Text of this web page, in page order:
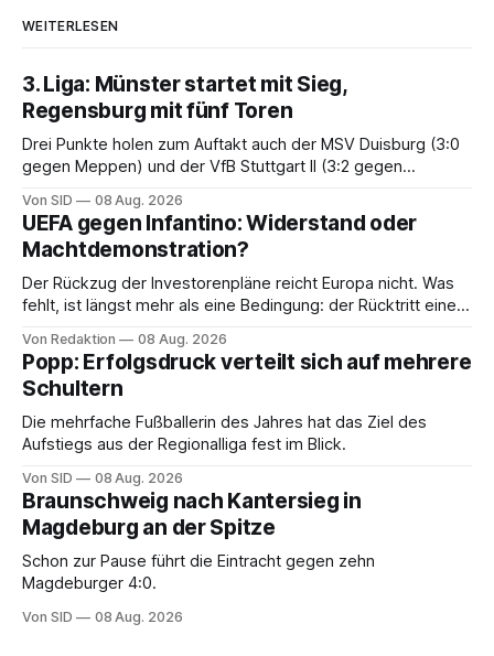
WEITERLESEN
3. Liga: Münster startet mit Sieg,
Regensburg mit fünf Toren
Drei Punkte holen zum Auftakt auch der MSV Duisburg (3:0
gegen Meppen) und der VfB Stuttgart II (3:2 gegen
Von SID 08 Aug. 2026
UEFA gegen Infantino: Widerstand oder
Machtdemonstration?
Der Rückzug der Investorenpläne reicht Europa nicht. Was
fehlt, ist längst mehr als eine Bedingung: der Rücktritt eines
Von Redaktion 08 Aug. 2026
Popp: Erfolgsdruck verteilt sich auf mehrere
Schultern
Die mehrfache Fußballerin des Jahres hat das Ziel des
Aufstiegs aus der Regionalliga fest im Blick.
Von SID 08 Aug. 2026
Braunschweig nach Kantersieg in
Magdeburg an der Spitze
Schon zur Pause führt die Eintracht gegen zehn
Magdeburger 4:0.
Von SID 08 Aug. 2026